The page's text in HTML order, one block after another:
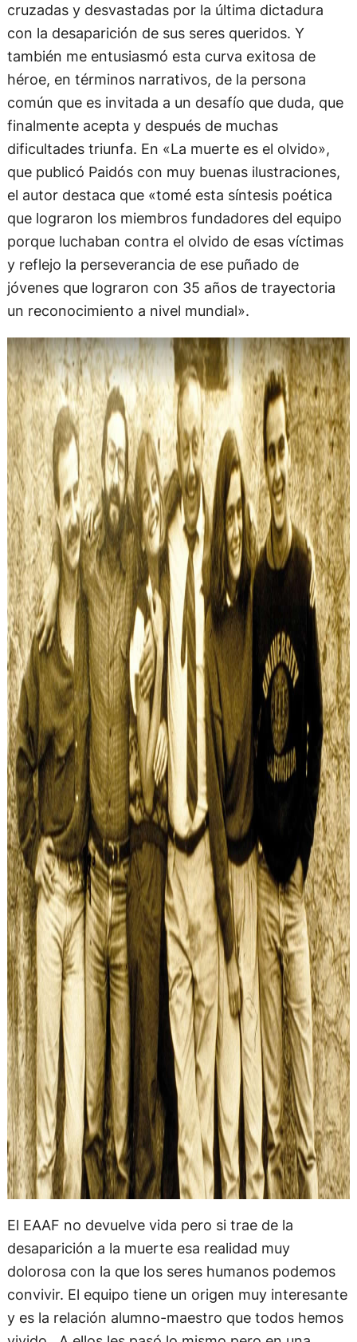
cruzadas y desvastadas por la última dictadura
con la desaparición de sus seres queridos. Y
también me entusiasmó esta curva exitosa de
héroe, en términos narrativos, de la persona
común que es invitada a un desafío que duda, que
finalmente acepta y después de muchas
dificultades triunfa. En «La muerte es el olvido»,
que publicó Paidós con muy buenas ilustraciones,
el autor destaca que «tomé esta síntesis poética
que lograron los miembros fundadores del equipo
porque luchaban contra el olvido de esas víctimas
y reflejo la perseverancia de ese puñado de
jóvenes que lograron con 35 años de trayectoria
un reconocimiento a nivel mundial».
El EAAF no devuelve vida pero si trae de la
desaparición a la muerte esa realidad muy
dolorosa con la que los seres humanos podemos
convivir. El equipo tiene un origen muy interesante
y es la relación alumno-maestro que todos hemos